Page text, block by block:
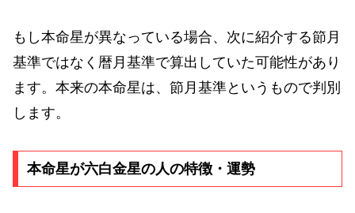
もし本命星が異なっている場合、次に紹介する節月
基準ではなく暦月基準で算出していた可能性があり
ます。本来の本命星は、節月基準というもので判別
します。
本命星が六白金星の人の特徴・運勢